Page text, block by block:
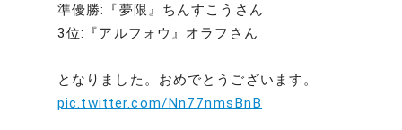
準優勝:『夢限』ちんすこうさん
3位:『アルフォウ』オラフさん
となりました。おめでとうございます。
pic.twitter.com/Nn77nmsBnB